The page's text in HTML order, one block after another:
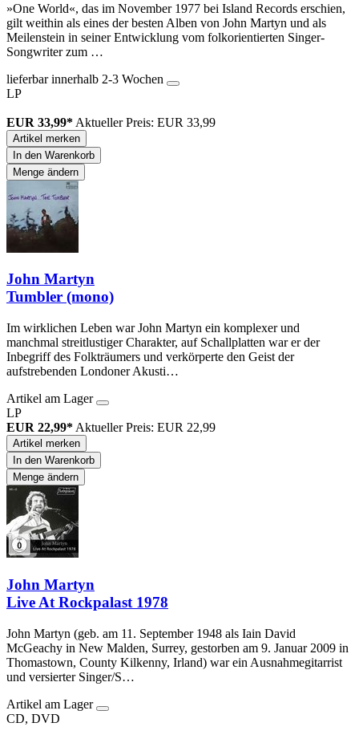
»One World«, das im November 1977 bei Island Records erschien,
gilt weithin als eines der besten Alben von John Martyn und als
Meilenstein in seiner Entwicklung vom folkorientierten Singer-
Songwriter zum …
lieferbar innerhalb 2-3 Wochen
LP
EUR 33,99* Aktueller Preis: EUR 33,99
Artikel merken
In den Warenkorb
Menge ändern
John Martyn
Tumbler (mono)
Im wirklichen Leben war John Martyn ein komplexer und
manchmal streitlustiger Charakter, auf Schallplatten war er der
Inbegriff des Folkträumers und verkörperte den Geist der
aufstrebenden Londoner Akusti…
Artikel am Lager
LP
EUR 22,99* Aktueller Preis: EUR 22,99
Artikel merken
In den Warenkorb
Menge ändern
John Martyn
Live At Rockpalast 1978
John Martyn (geb. am 11. September 1948 als Iain David
McGeachy in New Malden, Surrey, gestorben am 9. Januar 2009 in
Thomastown, County Kilkenny, Irland) war ein Ausnahmegitarrist
und versierter Singer/S…
Artikel am Lager
CD, DVD